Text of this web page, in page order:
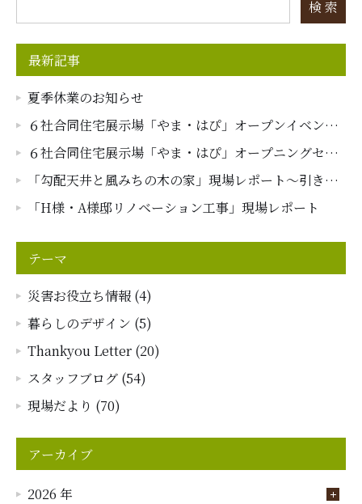
検 索
最新記事
夏季休業のお知らせ
６社合同住宅展示場「やま・はぴ」オープンイベント
レポート
６社合同住宅展示場「やま・はぴ」オープニングセレ
モニーイベントレポート
「勾配天井と風みちの木の家」現場レポート～引き渡
し～
「H様・A様邸リノベーション工事」現場レポート
テーマ
災害お役立ち情報 (4)
暮らしのデザイン (5)
Thankyou Letter (20)
スタッフブログ (54)
現場だより (70)
アーカイブ
2026 年